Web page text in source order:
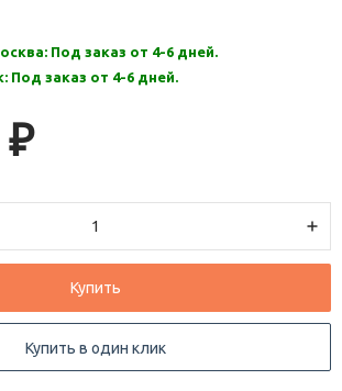
Под заказ от 4-6 дней.
Под заказ от 4-6 дней.
₽
Купить
Купить в один клик